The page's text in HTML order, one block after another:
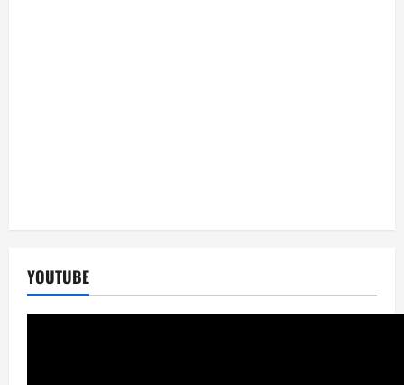
YOUTUBE